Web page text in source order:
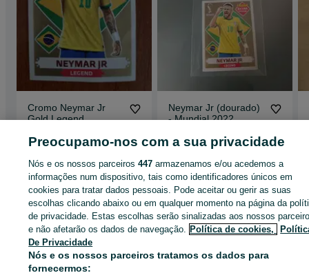
Cromo Neymar Jr
Gold Legend
São Martinho
14 de julho de 2026
Neymar Jr (dourado)
- Mundial 2022
19 de julho de 2026
Página principal Lazer Colecções - Antiguidades
Cadernetas e Cromos
Cadernetas e Cromos - Ilha das Flores
Cadernetas e Cromos - Ponta
CATEGORIA
Preocupamo-nos com a sua privacidade
Nós e os nossos parceiros447 armazenamos e/ou acedemos a
informações num dispositivo, tais como identificadores únicos em
cookies para tratar dados pessoais. Pode aceitar ou gerir as suas
escolhas clicando abaixo ou em qualquer momento na página da
de privacidade. Estas escolhas serão sinalizadas aos nossos
e não afetarão os dados de navegação. Política de cookies,
De Privacidade
Nós e os nossos parceiros tratamos os dados para
fornecermos: